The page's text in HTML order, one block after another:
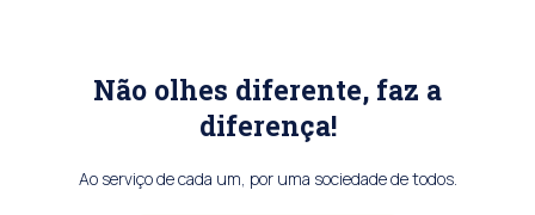
Não olhes diferente, faz a
diferença!
Ao serviço de cada um, por uma sociedade de todos.